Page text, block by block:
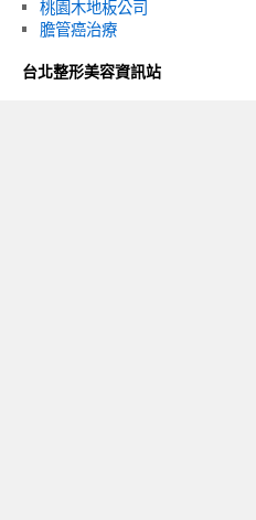
桃園木地板公司
膽管癌治療
台北整形美容資訊站